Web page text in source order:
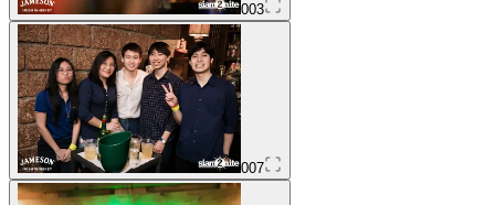
003
007